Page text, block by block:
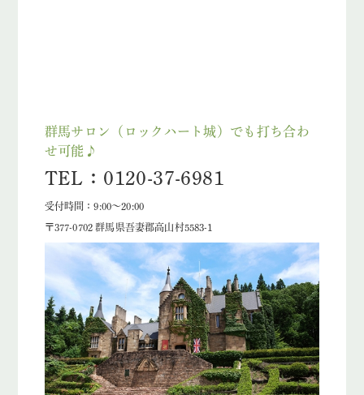
群馬サロン（ロックハート城）でも打ち合わ
せ可能♪
TEL：0120-37-6981
受付時間：9:00～20:00
〒377-0702 群馬県吾妻郡高山村5583-1